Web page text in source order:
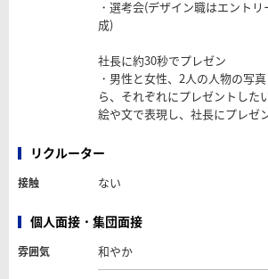
・選考会(デザイン職はエント
成)
社長に約30秒でプレゼン
・男性と女性、2人の人物の写
ら、それぞれにプレゼントした
絵や文で表現し、社長にプレゼ
リクルーター
接触 ない
個人面接・集団面接
雰囲気 和やか